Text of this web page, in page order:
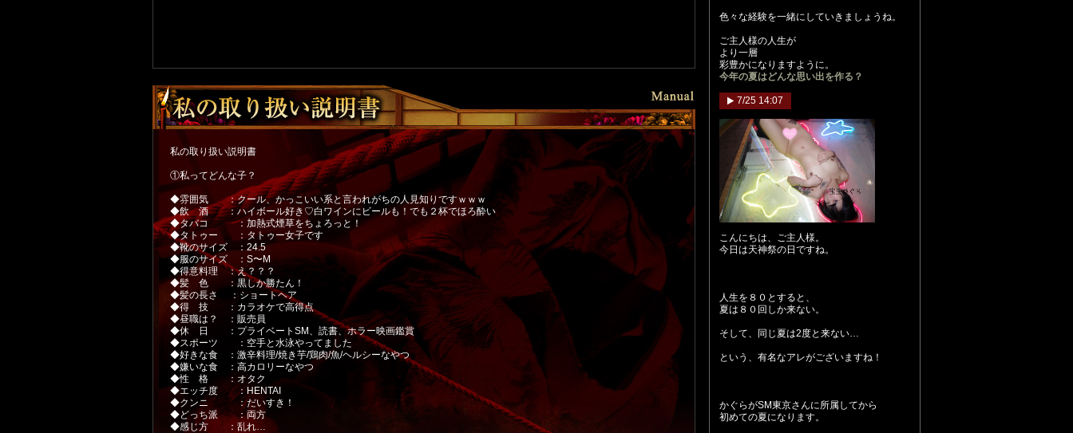
私の取り扱い説明書
①私ってどんな子？
◆雰囲気 ：クール、かっこいい系と言われがちの人見知りですｗｗｗ
◆飲 酒 ：ハイボール好き♡白ワインにビールも！でも２杯でほろ酔い
◆タバコ ：加熱式煙草をちょろっと！
◆タトゥー ：タトゥー女子です
◆靴のサイズ ：24.5
◆服のサイズ ：S〜M
◆得意料理 ：え？？？
◆髪 色 ：黒しか勝たん！
◆髪の長さ ：ショートヘア
◆得 技 ：カラオケで高得点
◆昼職は？ ：販売員
◆休 日 ：プライベートSM、読書、ホラー映画鑑賞
◆スポーツ ：空手と水泳やってました
◆好きな食 ：激辛料理/焼き芋/鶏肉/魚/ヘルシーなやつ
◆嫌いな食 ：高カロリーなやつ
◆性 格 ：オタク
◆エッチ度 ：HENTAI
◆クンニ ：だいすき！
◆どっち派 ：両方
◆感じ方 ：乱れ…
色々な経験を一緒にしていきましょうね。
ご主人様の人生が
より一層
彩豊かになりますように。
今年の夏はどんな思い出を作る？
7/25 14:07
こんにちは、ご主人様。
今日は天神祭の日ですね。
人生を８０とすると、
夏は８０回しか来ない。
そして、同じ夏は2度と来ない…
という、有名なアレがございますね！
かぐらがSM東京さんに所属してから
初めての夏になります。